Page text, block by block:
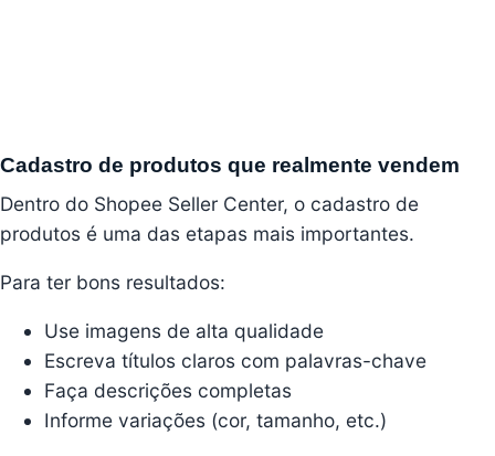
Cadastro de produtos que realmente vendem
Dentro do Shopee Seller Center, o cadastro de
produtos é uma das etapas mais importantes.
Para ter bons resultados:
Use imagens de alta qualidade
Escreva títulos claros com palavras-chave
Faça descrições completas
Informe variações (cor, tamanho, etc.)